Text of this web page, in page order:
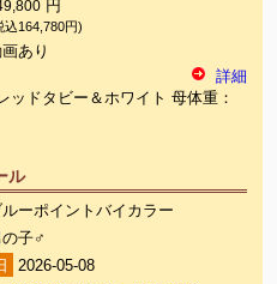
円
込164,780円)
あり
詳細
ドタビー＆ホワイト 母体重：
ル
ルーポイントバイカラー
の子♂
2026-05-08